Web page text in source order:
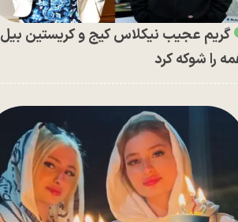
گریم عجیب نیکلاس کیج و کریستین بیل
را شوکه کرد